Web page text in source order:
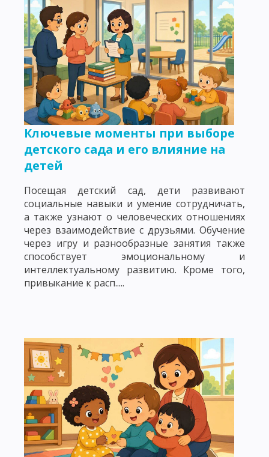
Ключевые моменты при выборе
детского сада и его влияние на
детей
Посещая детский сад, дети развивают
социальные навыки и умение сотрудничать,
а также узнают о человеческих отношениях
через взаимодействие с друзьями. Обучение
через игру и разнообразные занятия также
способствует эмоциональному и
интеллектуальному развитию. Кроме того,
привыкание к расп.....